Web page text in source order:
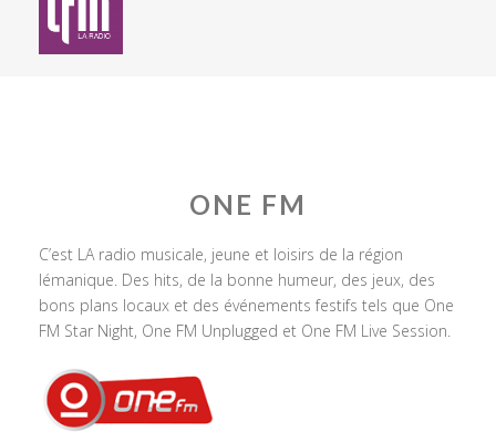
ONE FM
C’est LA radio musicale, jeune et loisirs de la région
lémanique. Des hits, de la bonne humeur, des jeux, des
bons plans locaux et des événements festifs tels que One
FM Star Night, One FM Unplugged et One FM Live Session.